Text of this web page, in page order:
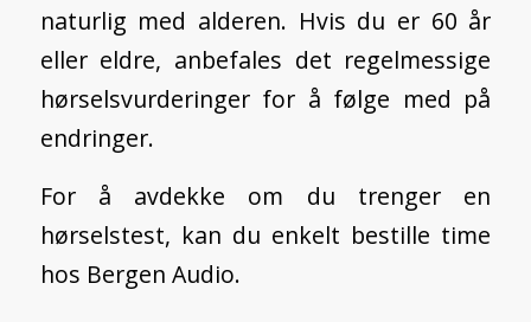
naturlig med alderen. Hvis du er 60 år
eller eldre, anbefales det regelmessige
hørselsvurderinger for å følge med på
endringer.
For å avdekke om du trenger en
hørselstest, kan du enkelt bestille time
hos Bergen Audio.